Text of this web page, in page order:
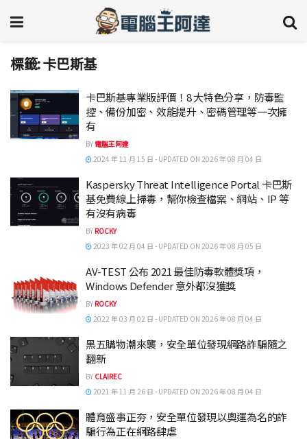
標籤:卡巴斯基
卡巴斯基專業版評價！8 大特色分享，防毒監
控、備份加密、效能提升、密碼管理等一次擁
有
BY 電腦王阿達
2024 年 11 月 15 日 - UPDATED ON 2026 年 08 月 04 日
Kaspersky Threat Intelligence Portal 卡巴斯
基免費線上掃毒，幫你檢查檔案、網站、IP 等
有沒有病毒
BY ROCKY
2023 年 02 月 04 日 - UPDATED ON 2026 年 08 月 05 日
AV-TEST 公布 2021 最佳防毒軟體獎項，
Windows Defender 意外都沒獲獎
BY ROCKY
2022 年 03 月 02 日 - UPDATED ON 2026 年 08 月 04 日
黑五購物潮來襲，安全單位發現網路詐騙隨之
翻新
BY CLAIREC
2021 年 11 月 26 日 - UPDATED ON 2026 年 08 月 04 日
體育盛事正夯，安全單位發現以奧運為名的詐
騙行為正在網路肆虐